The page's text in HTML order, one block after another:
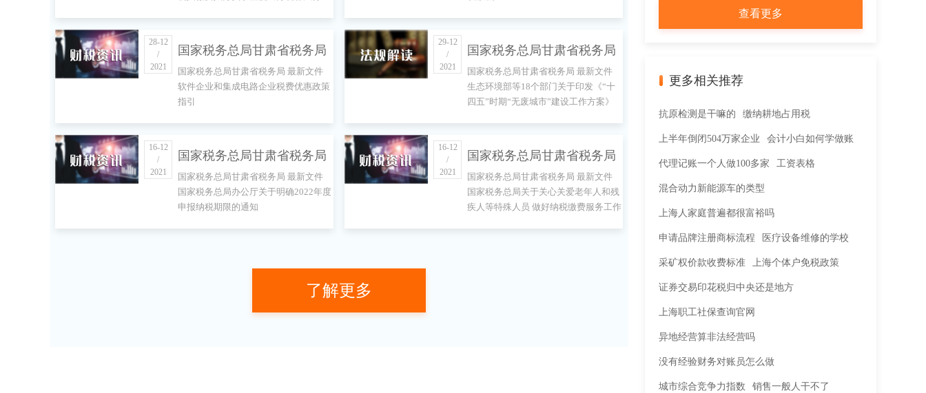
动”的意见
28-12
/
2021
国家税务总局甘肃省税务局
最新文件 软件企业和集成电
路企业税费优惠政策指引
国家税务总局甘肃省税务局 最新文件
软件企业和集成电路企业税费优惠政策
指引
29-12
/
2021
国家税务总局甘肃省税务局
最新文件 生态环境部等18个
部门关于印发《“十四五”时
案》的通知
国家税务总局甘肃省税务局 最新文件
生态环境部等18个部门关于印发《“十
四五”时期“无废城市”建设工作方案》
16-12
/
2021
国家税务总局甘肃省税务局
最新文件 国家税务总局办公
厅关于明确2022年度申报纳
国家税务总局甘肃省税务局 最新文件
国家税务总局办公厅关于明确2022年度
申报纳税期限的通知
16-12
/
2021
国家税务总局甘肃省税务局
最新文件 国家税务总局关于
关心关爱老年人和残疾人等
国家税务总局甘肃省税务局 最新文件
国家税务总局关于关心关爱老年人和残
疾人等特殊人员 做好纳税缴费服务工作
了解更多
查看更多
更多相关推荐
抗原检测是干嘛的 缴纳耕地占用税
上半年倒闭504万家企业 会计小白如何学做账
代理记账一个人做100多家 工资表格
混合动力新能源车的类型
上海人家庭普遍都很富裕吗
申请品牌注册商标流程 医疗设备维修的学校
采矿权价款收费标准 上海个体户免税政策
证券交易印花税归中央还是地方
上海职工社保查询官网
异地经营算非法经营吗
没有经验财务对账员怎么做
城市综合竞争力指数 销售一般人干不了